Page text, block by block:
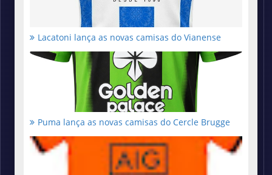
Lacatoni lança as novas camisas do Vianense
Puma lança as novas camisas do Cercle Brugge